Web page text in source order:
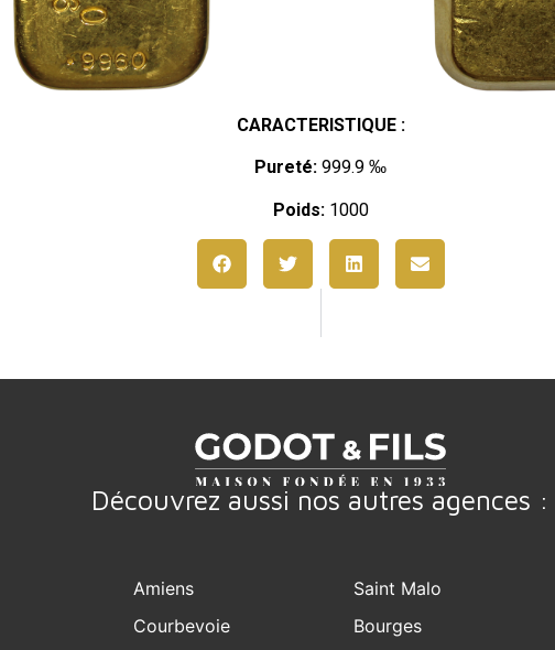
CARACTERISTIQUE :
Pureté: 999.9 ‰
Poids:1000
Découvrez aussi nos autres agences :
Amiens
Courbevoie
Saint Malo
Bourges